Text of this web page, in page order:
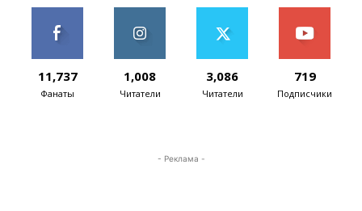
11,737
Фанаты
1,008
Читатели
3,086
Читатели
719
Подписчики
- Реклама -